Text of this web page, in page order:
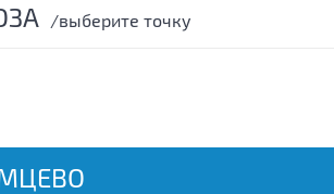
/выберите точку